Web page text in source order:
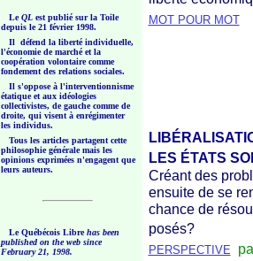
LeQL est publié sur la Toile
depuis le 21 février 1998.
Il défend la liberté individuelle,
l'économie de marché et la
coopération volontaire comme
fondement des relations sociales.
Il s'oppose à l'interventionnisme
étatique et aux idéologies
collectivistes, de gauche comme de
droite, qui visent à enrégimenter
les individus.
Tous les articles partagent cette
philosophie générale mais les
opinions exprimées n'engagent que
leurs auteurs.
Le Québécois Librehas been
published on the web since
February 21, 1998.
MOT POUR MOT
LES ÉTATS
Créant des
ensuite de se
chance de
posés?
PERSPECTIVE